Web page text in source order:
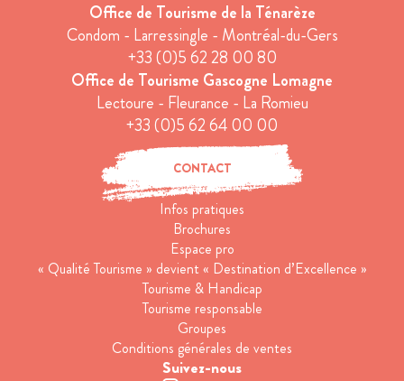
Office de Tourisme de la Ténarèze
Condom - Larressingle - Montréal-du-Gers
+33 (0)5 62 28 00 80
Office de Tourisme Gascogne Lomagne
Lectoure - Fleurance - La Romieu
+33 (0)5 62 64 00 00
CONTACT
Infos pratiques
Brochures
Espace pro
« Qualité Tourisme » devient « Destination d’Excellence »
Tourisme & Handicap
Tourisme responsable
Groupes
Conditions générales de ventes
Suivez-nous